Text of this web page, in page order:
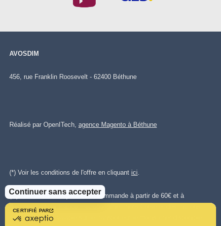
CERTIFIÉ PAR
Continuer sans accepter
AVOSDIM
456, rue Franklin Roosevelt - 62400 Béthune
Réalisé par OpenITech, agence Magento à Béthune
(*) Voir les conditions de l'offre en cliquant ici
(**)Livraison offerte pour toute commande à partir de 60€ et à
destination de la France métropolitaine - hors Corse et destinations
spéciales. Offre valable sur le transporteur le moins cher disponible.